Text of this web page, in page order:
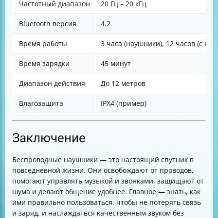
Частотный диапазон 20 Гц – 20 кГц
Bluetooth версия 4.2
Время работы 3 часа (наушники), 12 часов (с
Время зарядки 45 минут
Диапазон действия До 12 метров
Влагозащита IPX4 (пример)
Заключение
Беспроводные наушники — это настоящий спутник в
повседневной жизни. Они освобождают от проводов,
помогают управлять музыкой и звонками, защищают от
шума и делают общение удобнее. Главное — знать, как
ими правильно пользоваться, чтобы не потерять связь
и заряд, и наслаждаться качественным звуком без